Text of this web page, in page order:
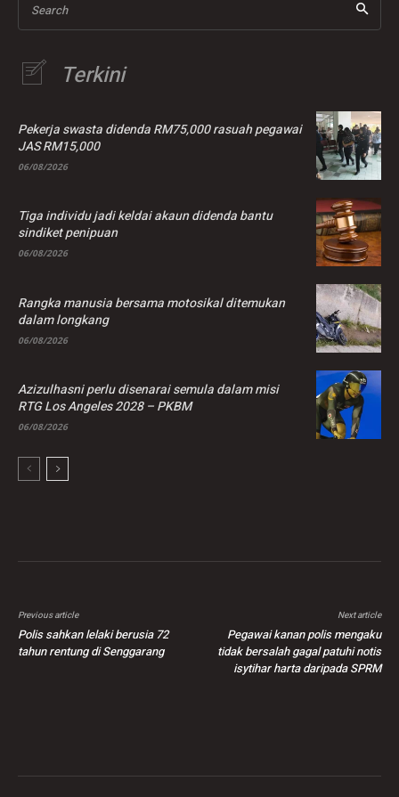
Search
Terkini
Pekerja swasta didenda RM75,000 rasuah pegawai
JAS RM15,000
06/08/2026
Tiga individu jadi keldai akaun didenda bantu
sindiket penipuan
06/08/2026
Rangka manusia bersama motosikal ditemukan
dalam longkang
06/08/2026
Azizulhasni perlu disenarai semula dalam misi
RTG Los Angeles 2028 – PKBM
06/08/2026
Previous article
Polis sahkan lelaki berusia 72
tahun rentung di Senggarang
Next article
Pegawai kanan polis mengaku
tidak bersalah gagal patuhi notis
isytihar harta daripada SPRM